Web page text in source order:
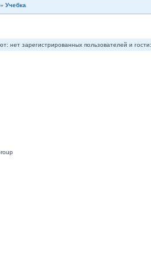
» Учебка
нет зарегистрированных пользователей и